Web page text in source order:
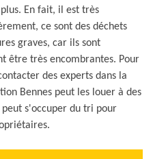
En fait, il est très
ce sont des déchets
graves, car ils sont
être très encombrantes. Pour
des experts dans la
Bennes peut les louer à des
s'occuper du tri pour